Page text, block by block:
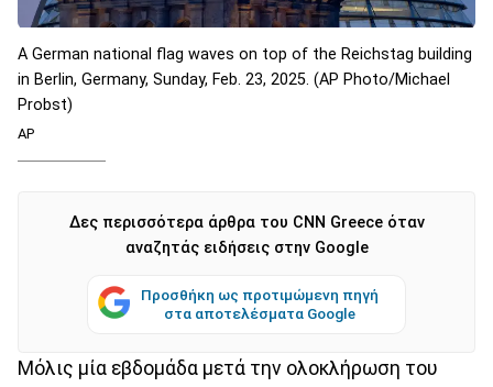
A German national flag waves on top of the Reichstag building
in Berlin, Germany, Sunday, Feb. 23, 2025. (AP Photo/Michael
Probst)
AP
Δες περισσότερα άρθρα του CNN Greece όταν
αναζητάς ειδήσεις στην Google
Προσθήκη ως προτιμώμενη πηγή
στα αποτελέσματα Google
Μόλις μία εβδομάδα μετά την ολοκλήρωση του